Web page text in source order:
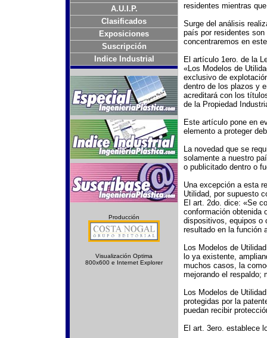
A.U.I.P.
Clasificados
Exposiciones
Suscripción
Indice Industrial
Producción
Visualización Optima
800x600 e Internet Explorer
residentes mientras
Surge del análisis
país por residentes
concentraremos en
El artículo 1ero. de la
«Los Modelos de
exclusivo de
dentro de los plazos y
acreditará con los
de la Propiedad
Este artículo pone en
elemento a proteger
La novedad que se
solamente a nuestro
o publicitado dentro o
Una excepción a esta
Utilidad, por supuesto
El art. 2do. dice: «Se
conformación obtenida
dispositivos, equipos o
resultado en la función
Los Modelos de
lo ya existente,
muchos casos, la
mejorando el respaldo;
Los Modelos de
protegidas por la
puedan recibir
El art. 3ero. establece